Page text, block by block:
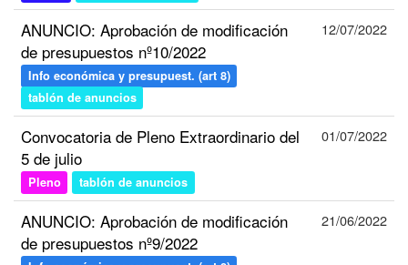
ANUNCIO: Aprobación de modificación
de presupuestos nº10/2022
Info económica y presupuest. (art 8)
tablón de anuncios
12/07/2022
Convocatoria de Pleno Extraordinario del
5 de julio
Pleno tablón de anuncios
01/07/2022
ANUNCIO: Aprobación de modificación
de presupuestos nº9/2022
21/06/2022